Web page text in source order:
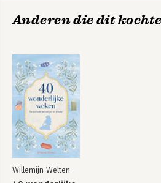
Anderen die dit
Willemijn Welten